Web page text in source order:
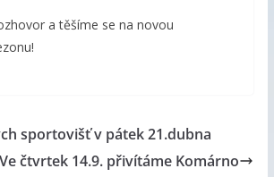
a těšíme se na novou
sportovišť v pátek 21.dubna
Ve čtvrtek 14.9. přivítáme Komárno